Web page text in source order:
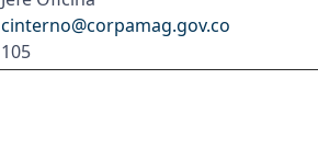
cinterno@corpamag.gov.co
105